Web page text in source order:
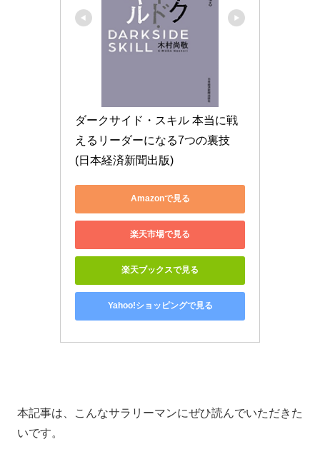
ダークサイド・スキル 本当に戦
えるリーダーになる7つの裏技
(日本経済新聞出版)
Amazonで見る
楽天市場で見る
楽天ブックスで見る
Yahoo!ショッピングで見る
本記事は、こんなサラリーマンにぜひ読んでいただきた
いです。